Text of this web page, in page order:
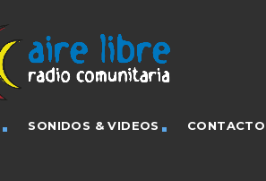
SONIDOS & VIDEOS CONTACTO